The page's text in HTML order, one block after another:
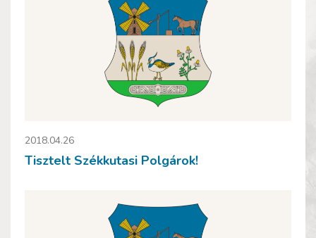
2018.04.26
Tisztelt Székkutasi Polgárok!